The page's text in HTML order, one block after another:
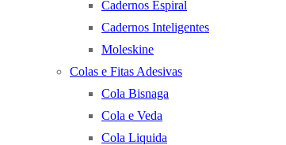
Cadernos Espiral
Cadernos Inteligentes
Moleskine
Colas e Fitas Adesivas
Cola Bisnaga
Cola e Veda
Cola Liquida